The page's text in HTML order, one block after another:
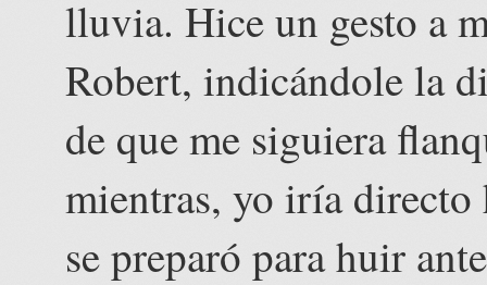
lluvia. Hice un gesto a
Robert, indicándole la
de que me siguiera
mientras, yo iría directo
se preparó para huir